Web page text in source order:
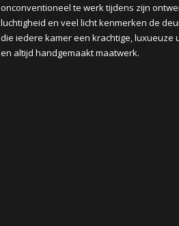
onconventioneel te werk tijdens zijn
luchtigheid en veel licht kenmerken de
die iedere kamer een krachtige, luxueuze
en altijd handgemaakt maatwerk.